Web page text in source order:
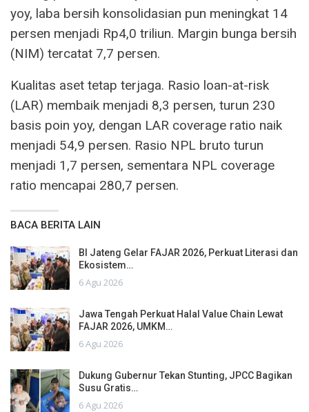
yoy, laba bersih konsolidasian pun meningkat 14
persen menjadi Rp4,0 triliun. Margin bunga bersih
(NIM) tercatat 7,7 persen.
Kualitas aset tetap terjaga. Rasio loan-at-risk
(LAR) membaik menjadi 8,3 persen, turun 230
basis poin yoy, dengan LAR coverage ratio naik
menjadi 54,9 persen. Rasio NPL bruto turun
menjadi 1,7 persen, sementara NPL coverage
ratio mencapai 280,7 persen.
BACA BERITA LAIN
BI Jateng Gelar FAJAR 2026, Perkuat Literasi dan
Ekosistem…
6 Agu 2026
Jawa Tengah Perkuat Halal Value Chain Lewat
FAJAR 2026, UMKM…
6 Agu 2026
Dukung Gubernur Tekan Stunting, JPCC Bagikan
Susu Gratis…
6 Agu 2026